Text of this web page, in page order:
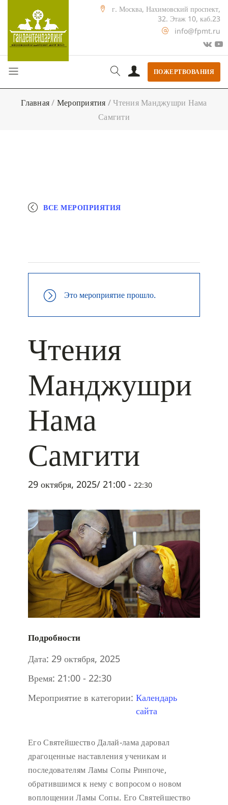
г. Москва, Нахимовский проспект,
32. Этаж 10, каб.23
info@fpmt.ru
ПОЖЕРТВОВАНИЯ
Главная/ Мероприятия /Чтения Манджушри Нама
Самгити
ВСЕ МЕРОПРИЯТИЯ
Это мероприятие прошло.
Чтения
Манджушри
Нама
Самгити
29 октября, 2025/ 21:00 - 22:30
Подробности
Дата: 29 октября, 2025
Время: 21:00 - 22:30
Мероприятие в категории: Календарь
сайта
Его Святейшество Далай-лама даровал
драгоценные наставления ученикам и
последователям Ламы Сопы Ринпоче,
обратившимся к нему с вопросом о новом
воплощении Ламы Сопы. Его Святейшество